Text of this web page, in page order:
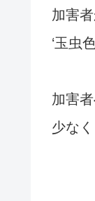
加害
‘玉虫
加害
少な